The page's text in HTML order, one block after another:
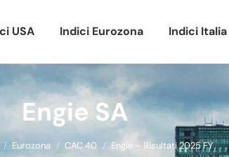
USA Indici Eurozona Indici Italia
Engie SA
Tu sei qui:
Eurozona CAC 40 Engie – Risultati 2025 FY